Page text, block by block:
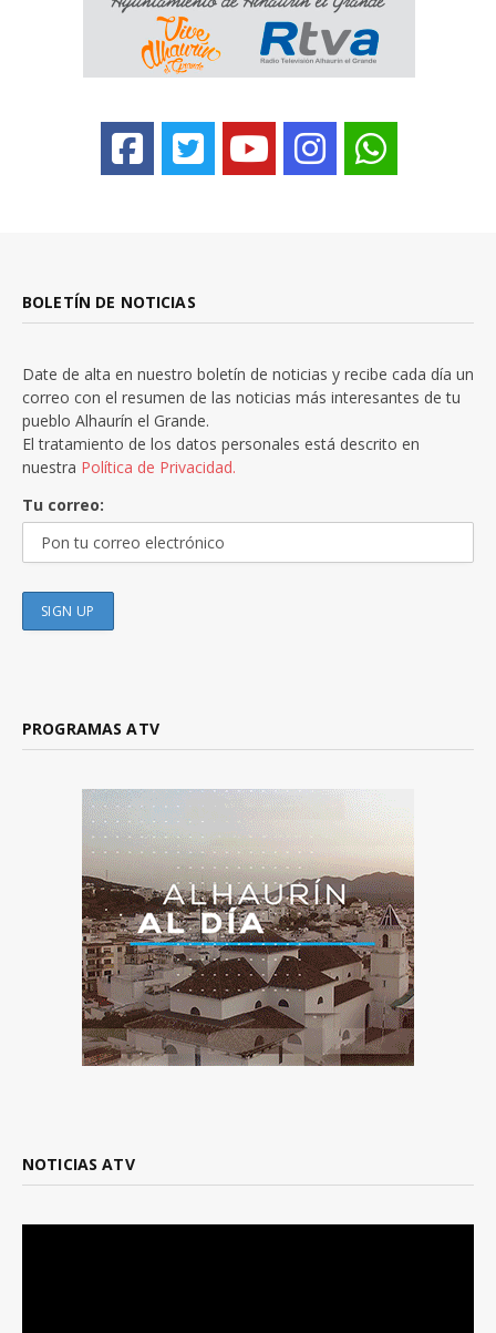
BOLETÍN DE NOTICIAS
Date de alta en nuestro boletín de noticias y recibe cada día un
correo con el resumen de las noticias más interesantes de tu
pueblo Alhaurín el Grande.
El tratamiento de los datos personales está descrito en
nuestra Política de Privacidad.
Tu correo:
PROGRAMAS ATV
NOTICIAS ATV